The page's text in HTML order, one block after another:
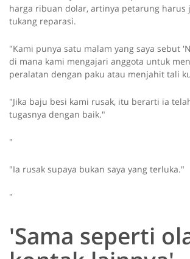
harga ribuan dolar, artinya petarung harus
tukang reparasi.
"Kami punya satu malam yang saya sebut
di mana kami mengajari anggota untuk
peralatan dengan paku atau menjahit tali
"Jika baju besi kami rusak, itu berarti ia
tugasnya dengan baik."
"
"Ia rusak supaya bukan saya yang terluka."
"
'Sama seperti